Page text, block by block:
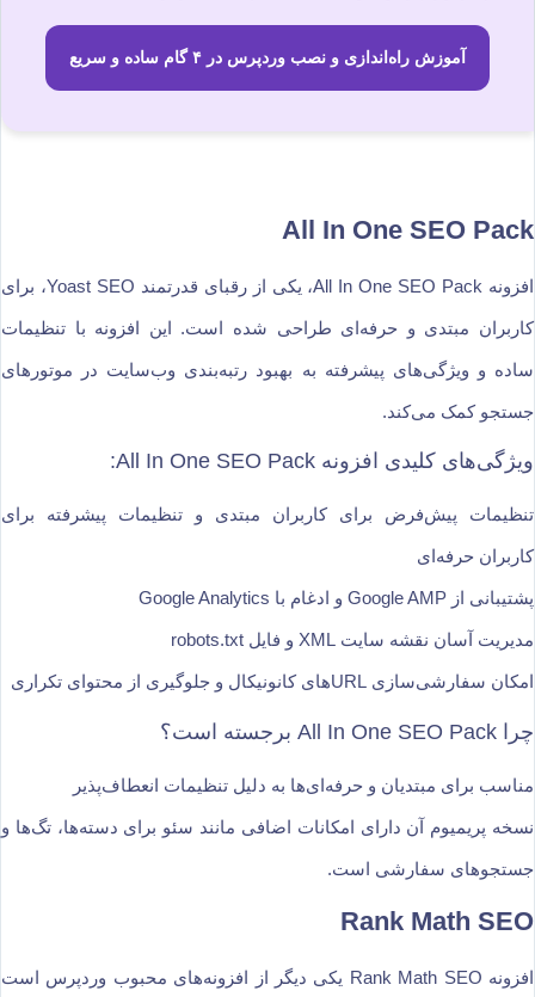
آموزش راه‌اندازی و نصب وردپرس در ۴ گام ساده و سریع
All In One SEO Pack
افزونه All In One SEO Pack، یکی از رقبای قدرتمند Yoast SEO، برای
کاربران مبتدی و حرفه‌ای طراحی شده است. این افزونه با تنظیمات
ساده و ویژگی‌های پیشرفته به بهبود رتبه‌بندی وب‌سایت در موتورهای
جستجو کمک می‌کند.
ویژگی‌های کلیدی افزونه All In One SEO Pack:
تنظیمات پیش‌فرض برای کاربران مبتدی و تنظیمات پیشرفته برای
کاربران حرفه‌ای
پشتیبانی از Google AMP و ادغام با Google Analytics
مدیریت آسان نقشه سایت XML و فایل robots.txt
امکان سفارشی‌سازی URL‌های کانونیکال و جلوگیری از محتوای تکراری
چرا All In One SEO Pack برجسته است؟
مناسب برای مبتدیان و حرفه‌ای‌ها به دلیل تنظیمات انعطاف‌پذیر
نسخه پریمیوم آن دارای امکانات اضافی مانند سئو برای دسته‌ها، تگ‌ها و
جستجوهای سفارشی است.
Rank Math SEO
افزونه Rank Math SEO یکی دیگر از افزونه‌های محبوب وردپرس است